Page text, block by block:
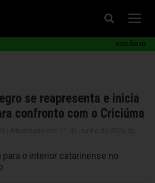
VOZÃO ID
se reapresenta e inicia
confronto com o Criciúma
para o interior catarinense no